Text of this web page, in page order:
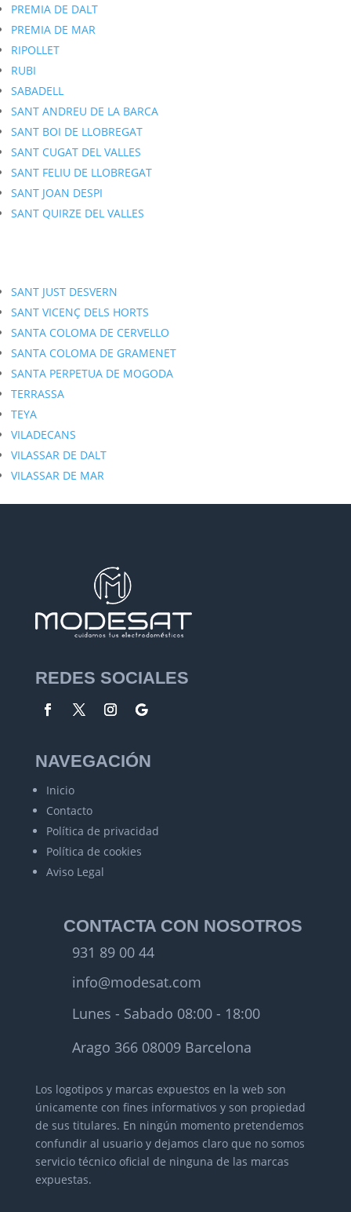
PREMIA DE DALT
PREMIA DE MAR
RIPOLLET
RUBI
SABADELL
SANT ANDREU DE LA BARCA
SANT BOI DE LLOBREGAT
SANT CUGAT DEL VALLES
SANT FELIU DE LLOBREGAT
SANT JOAN DESPI
SANT QUIRZE DEL VALLES
SANT JUST DESVERN
SANT VICENÇ DELS HORTS
SANTA COLOMA DE CERVELLO
SANTA COLOMA DE GRAMENET
SANTA PERPETUA DE MOGODA
TERRASSA
TEYA
VILADECANS
VILASSAR DE DALT
VILASSAR DE MAR
REDES SOCIALES
NAVEGACIÓN
Inicio
Contacto
Política de privacidad
Política de cookies
Aviso Legal
CONTACTA CON NOSOTROS
931 89 00 44
info@modesat.com
Lunes - Sabado 08:00 - 18:00
Arago 366 08009 Barcelona
Los logotipos y marcas expuestos en la web son
únicamente con fines informativos y son propiedad
de sus titulares. En ningún momento pretendemos
confundir al usuario y dejamos claro que no somos
servicio técnico oficial de ninguna de las marcas
expuestas.